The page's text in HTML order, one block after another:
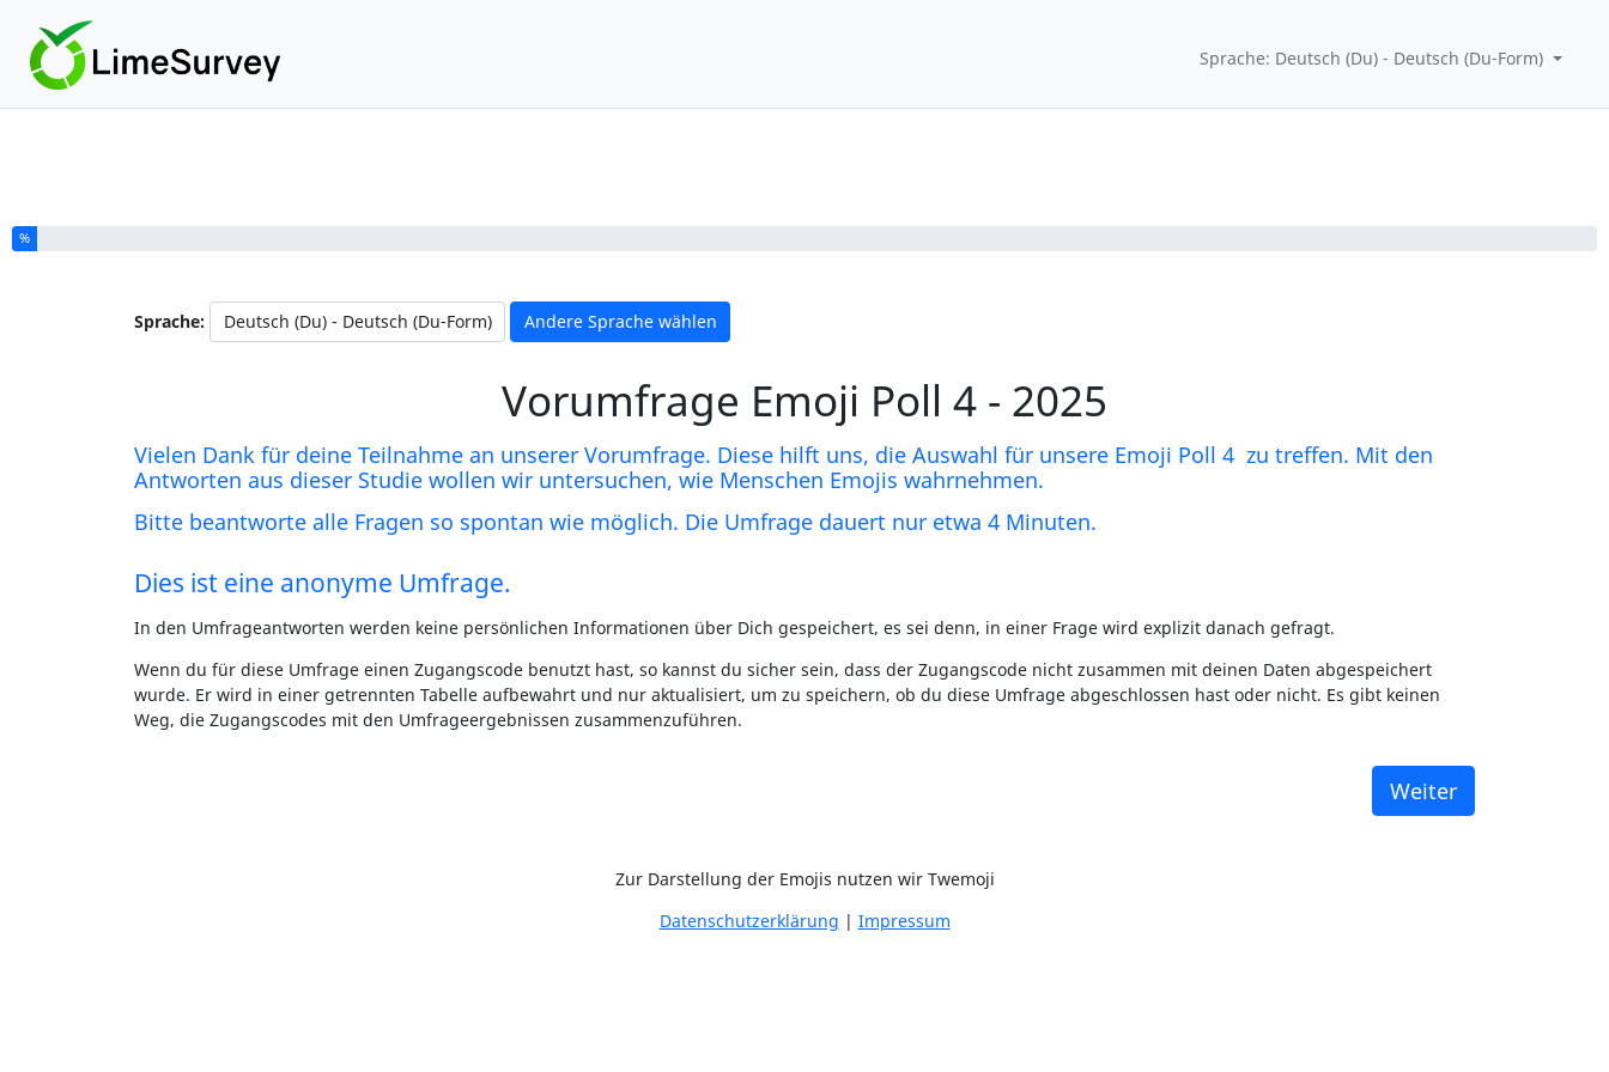
Sprache: Deutsch (Du) - Deutsch (Du-Form)
Du hast % dieser Umfrage fertiggestellt.
%
Sprache: Andere Sprache wählen
Vorumfrage Emoji Poll 4 - 2025
Vielen Dank für deine Teilnahme an unserer Vorumfrage. Diese hilft uns, die Auswahl für unsere Emoji Poll 4 zu treffen. Mit den
Antworten aus dieser Studie wollen wir untersuchen, wie Menschen Emojis wahrnehmen.
Bitte beantworte alle Fragen so spontan wie möglich. Die Umfrage dauert nur etwa 4 Minuten.
Dies ist eine anonyme Umfrage.
In den Umfrageantworten werden keine persönlichen Informationen über Dich gespeichert, es sei denn, in einer Frage wird explizit danach gefragt.
Wenn du für diese Umfrage einen Zugangscode benutzt hast, so kannst du sicher sein, dass der Zugangscode nicht zusammen mit deinen Daten abgespeichert
wurde. Er wird in einer getrennten Tabelle aufbewahrt und nur aktualisiert, um zu speichern, ob du diese Umfrage abgeschlossen hast oder nicht. Es gibt keinen
Weg, die Zugangscodes mit den Umfrageergebnissen zusammenzuführen.
Weiter
Zur Darstellung der Emojis nutzen wir Twemoji
Datenschutzerklärung | Impressum